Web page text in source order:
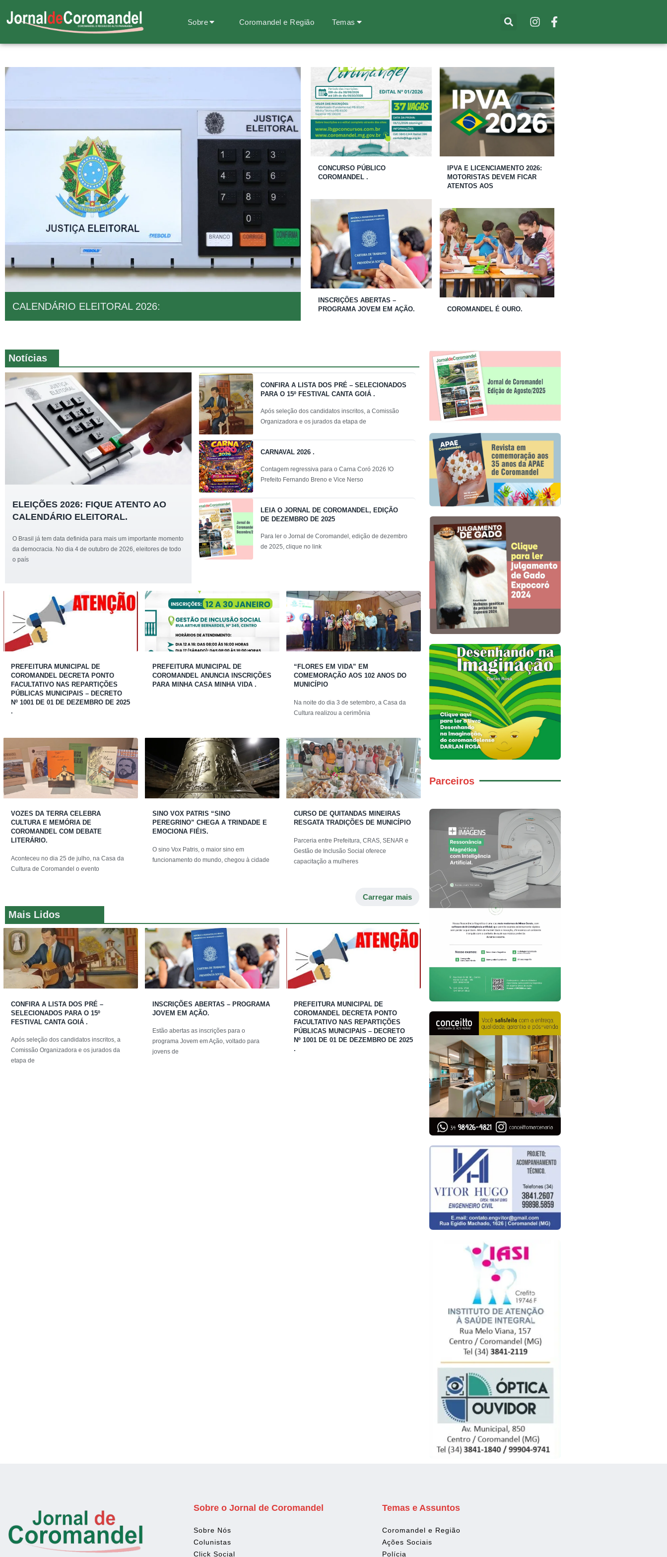
Sobre Coromandel e Região Temas
CALENDÁRIO ELEITORAL 2026:
CONCURSO PÚBLICO
COROMANDEL .
INSCRIÇÕES ABERTAS –
PROGRAMA JOVEM EM AÇÃO.
IPVA E LICENCIAMENTO 2026:
MOTORISTAS DEVEM FICAR
ATENTOS AOS
COROMANDEL É OURO.
Notícias
ELEIÇÕES 2026: FIQUE ATENTO AO
CALENDÁRIO ELEITORAL.
O Brasil já tem data definida para mais um importante momento
da democracia. No dia 4 de outubro de 2026, eleitores de todo
o país
CONFIRA A LISTA DOS PRÉ – SELECIONADOS
PARA O 15º FESTIVAL CANTA GOIÁ .
Após seleção dos candidatos inscritos, a Comissão
Organizadora e os jurados da etapa de
CARNAVAL 2026 .
Contagem regressiva para o Carna Coró 2026 !O
Prefeito Fernando Breno e Vice Nerso
LEIA O JORNAL DE COROMANDEL, EDIÇÃO
DE DEZEMBRO DE 2025
Para ler o Jornal de Coromandel, edição de dezembro
de 2025, clique no link
PREFEITURA MUNICIPAL DE
COROMANDEL DECRETA PONTO
FACULTATIVO NAS REPARTIÇÕES
PÚBLICAS MUNICIPAIS – DECRETO
Nº 1001 DE 01 DE DEZEMBRO DE 2025
.
PREFEITURA MUNICIPAL DE
COROMANDEL ANUNCIA INSCRIÇÕES
PARA MINHA CASA MINHA VIDA .
“FLORES EM VIDA” EM
COMEMORAÇÃO AOS 102 ANOS DO
MUNICÍPIO
Na noite do dia 3 de setembro, a Casa da
Cultura realizou a cerimônia
VOZES DA TERRA CELEBRA
CULTURA E MEMÓRIA DE
COROMANDEL COM DEBATE
LITERÁRIO.
Aconteceu no dia 25 de julho, na Casa da
Cultura de Coromandel o evento
SINO VOX PATRIS “SINO
PEREGRINO” CHEGA A TRINDADE E
EMOCIONA FIÉIS.
O sino Vox Patris, o maior sino em
funcionamento do mundo, chegou à cidade
CURSO DE QUITANDAS MINEIRAS
RESGATA TRADIÇÕES DE MUNICÍPIO
Parceria entre Prefeitura, CRAS, SENAR e
Gestão de Inclusão Social oferece
capacitação a mulheres
Carregar mais
Mais Lidos
CONFIRA A LISTA DOS PRÉ –
SELECIONADOS PARA O 15º
FESTIVAL CANTA GOIÁ .
Após seleção dos candidatos inscritos, a
Comissão Organizadora e os jurados da
etapa de
INSCRIÇÕES ABERTAS – PROGRAMA
JOVEM EM AÇÃO.
Estão abertas as inscrições para o
programa Jovem em Ação, voltado para
jovens de
PREFEITURA MUNICIPAL DE
COROMANDEL DECRETA PONTO
FACULTATIVO NAS REPARTIÇÕES
PÚBLICAS MUNICIPAIS – DECRETO
Nº 1001 DE 01 DE DEZEMBRO DE 2025
.
Parceiros
Sobre o Jornal de Coromandel
Sobre Nós
Colunistas
Click Social
Temas e Assuntos
Coromandel e Região
Ações Sociais
Polícia